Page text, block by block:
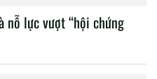
nỗ lực vượt “hội chứng